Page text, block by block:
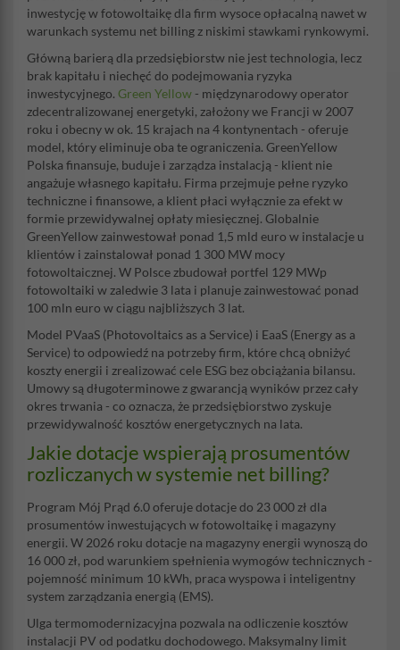
inwestycję w fotowoltaikę dla firm wysoce opłacalną nawet w
warunkach systemu net billing z niskimi stawkami rynkowymi.
Główną barierą dla przedsiębiorstw nie jest technologia, lecz
brak kapitału i niechęć do podejmowania ryzyka
inwestycyjnego. Green Yellow - międzynarodowy operator
zdecentralizowanej energetyki, założony we Francji w 2007
roku i obecny w ok. 15 krajach na 4 kontynentach - oferuje
model, który eliminuje oba te ograniczenia. GreenYellow
Polska finansuje, buduje i zarządza instalacją - klient nie
angażuje własnego kapitału. Firma przejmuje pełne ryzyko
techniczne i finansowe, a klient płaci wyłącznie za efekt w
formie przewidywalnej opłaty miesięcznej. Globalnie
GreenYellow zainwestował ponad 1,5 mld euro w instalacje u
klientów i zainstalował ponad 1 300 MW mocy
fotowoltaicznej. W Polsce zbudował portfel 129 MWp
fotowoltaiki w zaledwie 3 lata i planuje zainwestować ponad
100 mln euro w ciągu najbliższych 3 lat.
Model PVaaS (Photovoltaics as a Service) i EaaS (Energy as a
Service) to odpowiedź na potrzeby firm, które chcą obniżyć
koszty energii i zrealizować cele ESG bez obciążania bilansu.
Umowy są długoterminowe z gwarancją wyników przez cały
okres trwania - co oznacza, że przedsiębiorstwo zyskuje
przewidywalność kosztów energetycznych na lata.
Jakie dotacje wspierają prosumentów
rozliczanych w systemie net billing?
Program Mój Prąd 6.0 oferuje dotacje do 23 000 zł dla
prosumentów inwestujących w fotowoltaikę i magazyny
energii. W 2026 roku dotacje na magazyny energii wynoszą do
16 000 zł, pod warunkiem spełnienia wymogów technicznych -
pojemność minimum 10 kWh, praca wyspowa i inteligentny
system zarządzania energią (EMS).
Ulga termomodernizacyjna pozwala na odliczenie kosztów
instalacji PV od podatku dochodowego. Maksymalny limit